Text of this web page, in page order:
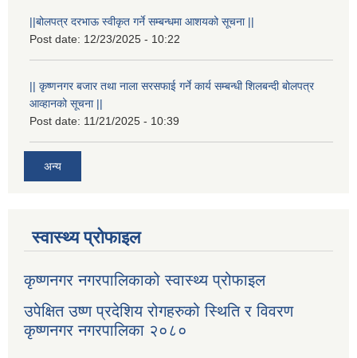
||बोलपत्र दरभाऊ स्वीकृत गर्ने सम्बन्धमा आशयको सूचना ||
Post date: 12/23/2025 - 10:22
|| कृष्णनगर बजार तथा नाला सरसफाई गर्ने कार्य सम्बन्धी शिलबन्दी बोलपत्र
आव्हानको सूचना ||
Post date: 11/21/2025 - 10:39
अन्य
स्वास्थ्य प्रोफाइल
कृष्णनगर नगरपालिकाको स्वास्थ्य प्रोफाइल
उपेक्षित उष्ण प्रदेशिय रोगहरुको स्थिति र विवरण
कृष्णनगर नगरपालिका २०८०